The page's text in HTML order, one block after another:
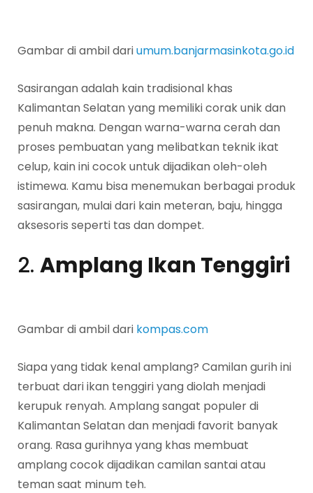
Gambar di ambil dariumum.banjarmasinkota.go.id
Sasirangan adalah kain tradisional khas
Kalimantan Selatan yang memiliki corak unik dan
penuh makna. Dengan warna-warna cerah dan
proses pembuatan yang melibatkan teknik ikat
celup, kain ini cocok untuk dijadikan oleh-oleh
istimewa. Kamu bisa menemukan berbagai produk
sasirangan, mulai dari kain meteran, baju, hingga
aksesoris seperti tas dan dompet.
2. Amplang Ikan Tenggiri
Gambar di ambil dari kompas.com
Siapa yang tidak kenal amplang? Camilan gurih ini
terbuat dari ikan tenggiri yang diolah menjadi
kerupuk renyah. Amplang sangat populer di
Kalimantan Selatan dan menjadi favorit banyak
orang. Rasa gurihnya yang khas membuat
amplang cocok dijadikan camilan santai atau
teman saat minum teh.